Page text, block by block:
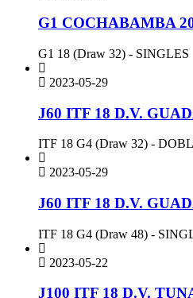
G1 COCHABAMBA
G1 18 (Draw 32) - SINGLES
2023-05-29
J60 ITF 18 D.V.
ITF 18 G4 (Draw 32) -
2023-05-29
J60 ITF 18 D.V.
ITF 18 G4 (Draw 48) -
2023-05-22
J100 ITF 18 D.V.